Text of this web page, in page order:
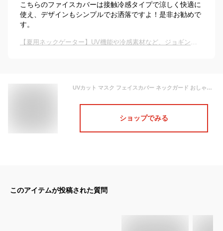
こちらのファイスカバーは接触冷感タイプで涼しく快適に
使え、デザインもシンプルでお洒落ですよ！是非お勧めで
す。
【夏用ネックゲーター】UV機能や冷感素材など、ジョギングにぴったりなおすすめは？
UVカット マスク フェイスカバー ネックガード おしゃれ メンズ レディース ネックカバー フェイスガード イヤーフック フェイスマスク UVカット メッシュ 吸水速乾 冷感 2WAY アウトドア 顔 首 ランニング ウォーキング スポーツ 登山 冷感マスク PAA-851MS 《☆》
ショップでみる
このアイテムが投稿された質問